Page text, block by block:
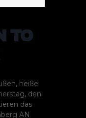
TO
heiße
den
das
AN